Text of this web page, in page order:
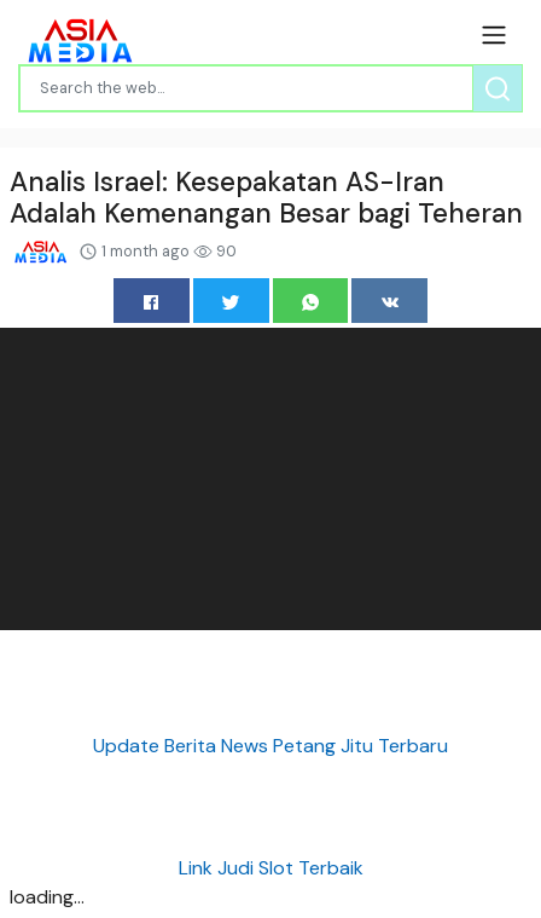
Analis Israel: Kesepakatan AS-Iran
Adalah Kemenangan Besar bagi Teheran
1 month ago 90
Update Berita News Petang Jitu Terbaru
Link Judi Slot Terbaik
loading...